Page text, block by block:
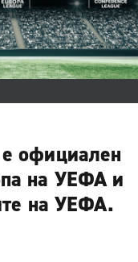
официален
на УЕФА и
на УЕФА.